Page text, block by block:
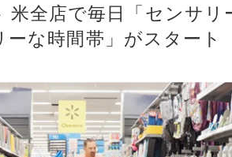
米全店で毎日「センサリ
ーな時間帯」がスタート